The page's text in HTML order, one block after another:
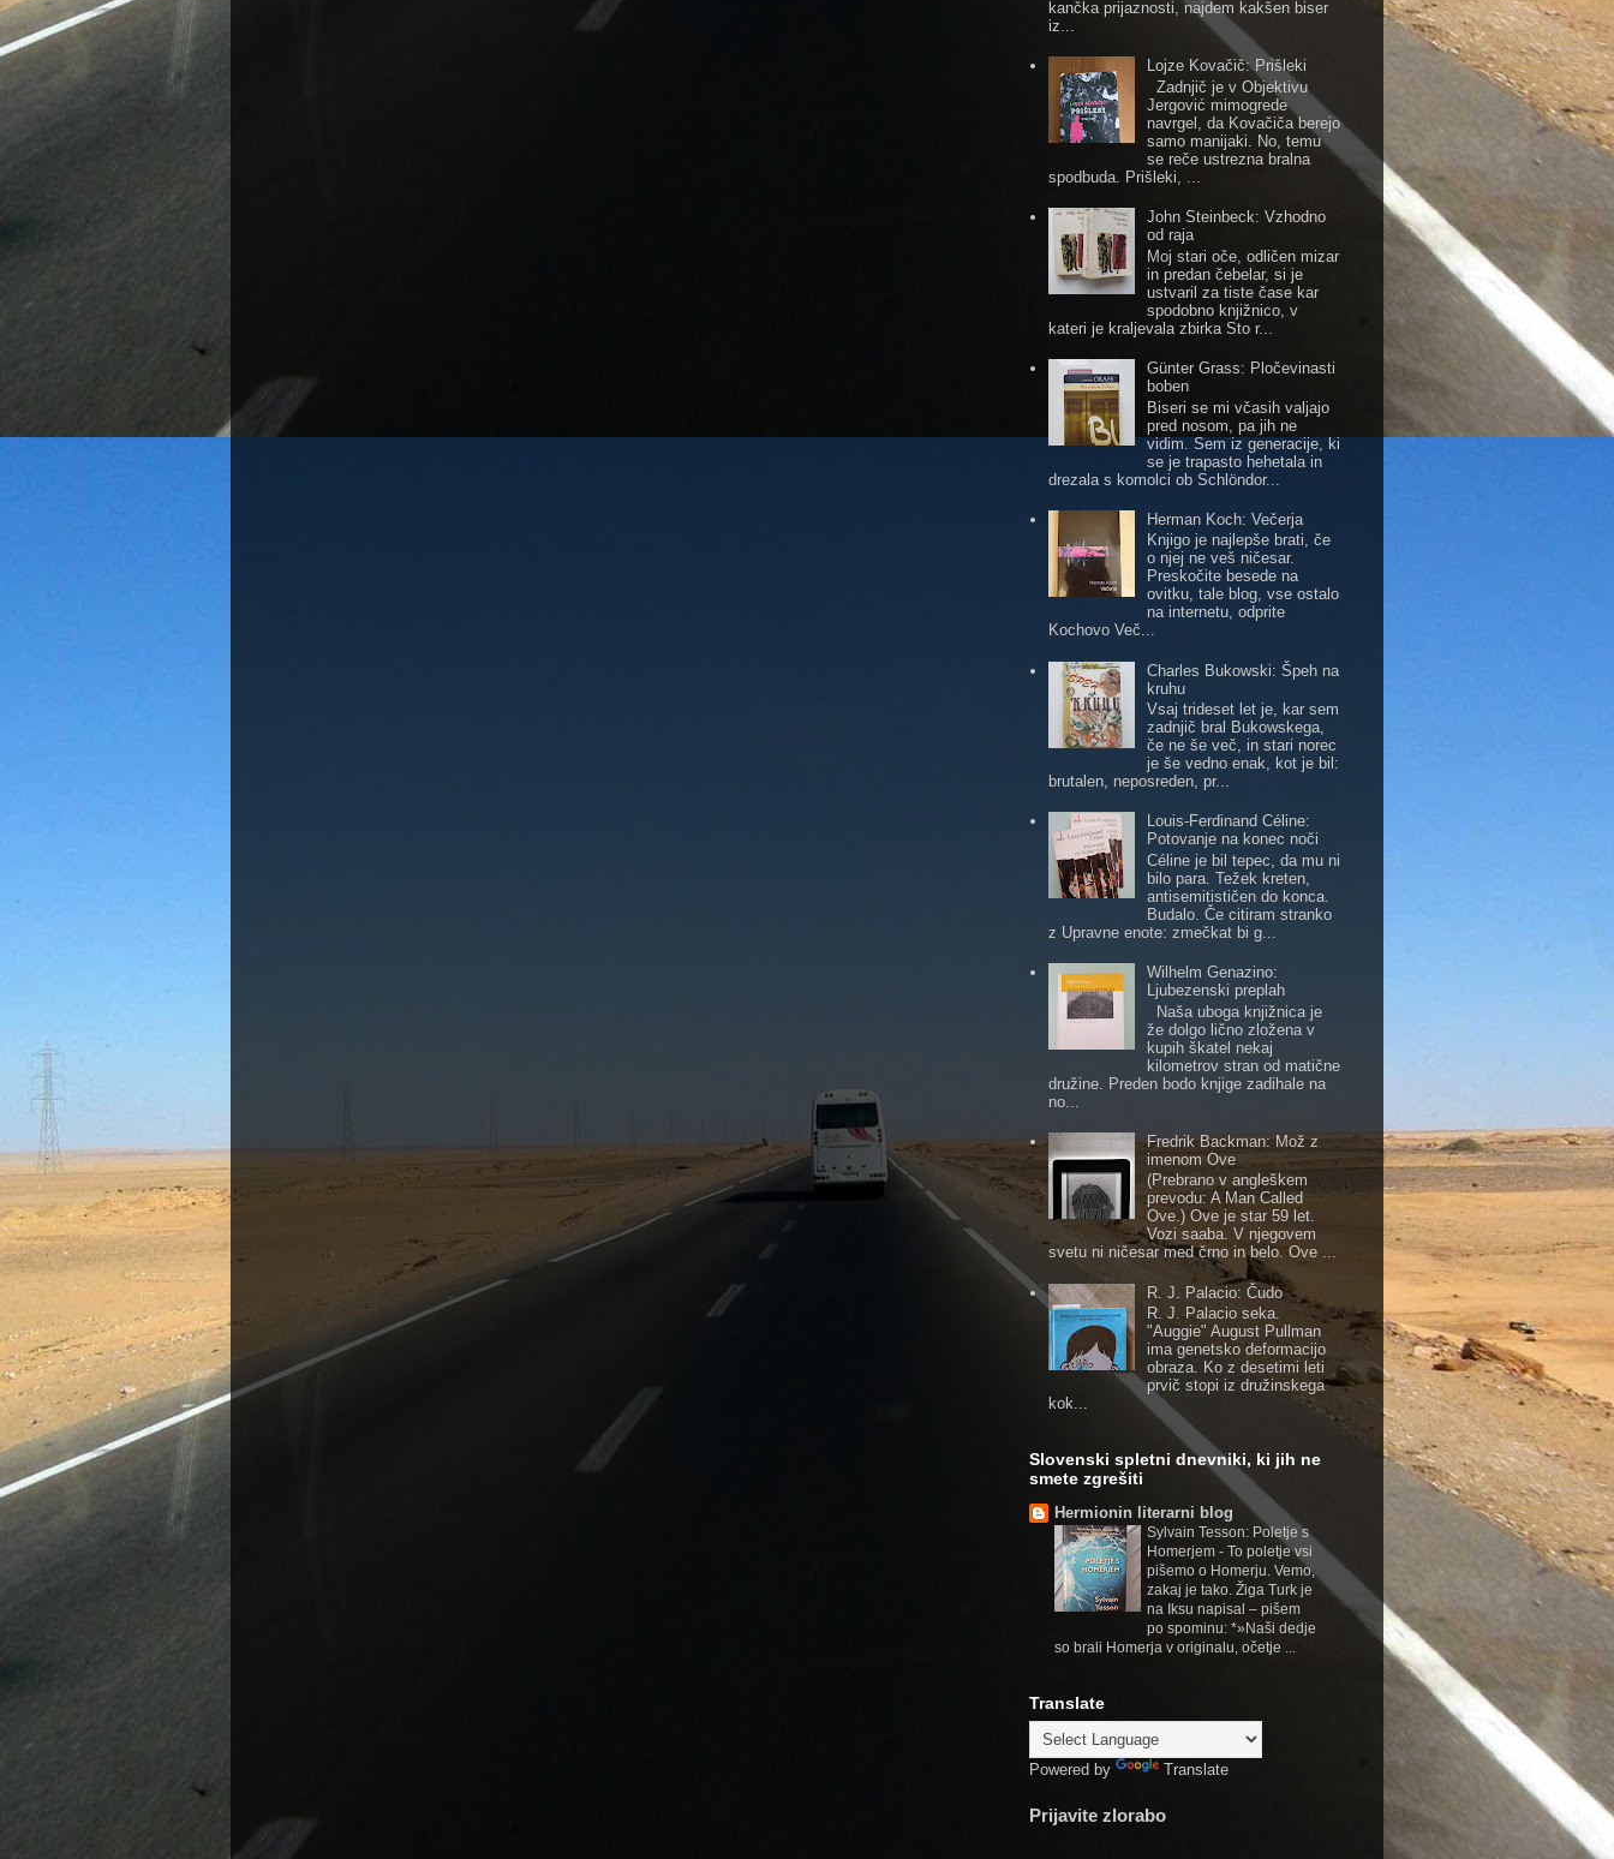
kančka prijaznosti, najdem kakšen biser
iz...
Lojze Kovačič: Prišleki
Zadnjič je v Objektivu
Jergović mimogrede
navrgel, da Kovačiča berejo
samo manijaki. No, temu
se reče ustrezna bralna
spodbuda. Prišleki, ...
John Steinbeck: Vzhodno
od raja
Moj stari oče, odličen mizar
in predan čebelar, si je
ustvaril za tiste čase kar
spodobno knjižnico, v
kateri je kraljevala zbirka Sto r...
Günter Grass: Pločevinasti
boben
Biseri se mi včasih valjajo
pred nosom, pa jih ne
vidim. Sem iz generacije, ki
se je trapasto hehetala in
drezala s komolci ob Schlöndor...
Herman Koch: Večerja
Knjigo je najlepše brati, če
o njej ne veš ničesar.
Preskočite besede na
ovitku, tale blog, vse ostalo
na internetu, odprite
Kochovo Več...
Charles Bukowski: Špeh na
kruhu
Vsaj trideset let je, kar sem
zadnjič bral Bukowskega,
če ne še več, in stari norec
je še vedno enak, kot je bil:
brutalen, neposreden, pr...
Louis-Ferdinand Céline:
Potovanje na konec noči
Céline je bil tepec, da mu ni
bilo para. Težek kreten,
antisemitističen do konca.
Budalo. Če citiram stranko
z Upravne enote: zmečkat bi g...
Wilhelm Genazino:
Ljubezenski preplah
Naša uboga knjižnica je
že dolgo lično zložena v
kupih škatel nekaj
kilometrov stran od matične
družine. Preden bodo knjige zadihale na
no...
Fredrik Backman: Mož z
imenom Ove
(Prebrano v angleškem
prevodu: A Man Called
Ove.) Ove je star 59 let.
Vozi saaba. V njegovem
svetu ni ničesar med črno in belo. Ove ...
R. J. Palacio: Čudo
R. J. Palacio seka.
"Auggie" August Pullman
ima genetsko deformacijo
obraza. Ko z desetimi leti
prvič stopi iz družinskega
kok...
Slovenski spletni dnevniki, ki jih ne
smete zgrešiti
Hermionin literarni blog
Sylvain Tesson: Poletje s
Homerjem - To poletje vsi
pišemo o Homerju. Vemo,
zakaj je tako. Žiga Turk je
na Iksu napisal – pišem
po spominu: *»Naši dedje
so brali Homerja v originalu, očetje ...
Translate
Powered by Translate
Prijavite zlorabo